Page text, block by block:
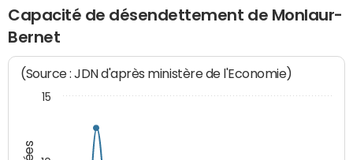
Capacité de désendettement de Monlaur-
Bernet
(Source : JDN d'après ministère de l'Economie)
15